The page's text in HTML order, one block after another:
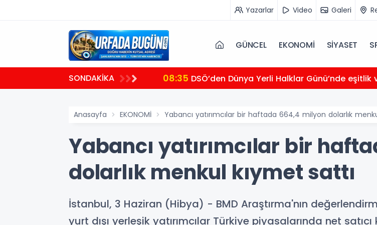
Yazarlar Video Galeri
GÜNCEL EKONOMİ SİYASET
SONDAKİKA 08:35 DSÖ’den Dünya Yerli Halklar Günü’nde eşitlik
Anasayfa EKONOMİ Yabancı yatırımcılar bir haftada 664,4 milyon dolarlık
Yabancı yatırımcılar bir
dolarlık menkul kıymet sattı
İstanbul, 3 Haziran (Hibya) - BMD Araştırma'nın
yurt dışı yerleşik yatırımcılar Türkiye piyasalarında net